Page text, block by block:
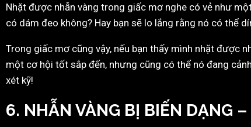
Nhặt được nhẫn vàng trong giấc mơ nghe có vẻ như
có dám đeo không? Hay bạn sẽ lo lắng rằng nó có thể
Trong giấc mơ cũng vậy, nếu bạn thấy mình nhặt được
một cơ hội tốt sắp đến, nhưng cũng có thể nó đang
xét kỹ!
6. NHẪN VÀNG BỊ BIẾN DẠNG